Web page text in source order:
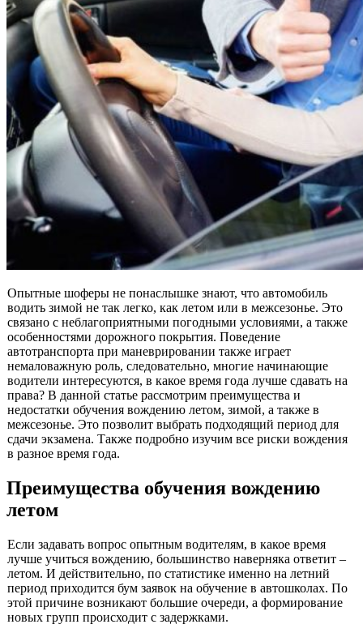
Опытные шоферы не понаслышке знают, что автомобиль
водить зимой не так легко, как летом или в межсезонье. Это
связано с неблагоприятными погодными условиями, а также
особенностями дорожного покрытия. Поведение
автотранспорта при маневрировании также играет
немаловажную роль, следовательно, многие начинающие
водители интересуются, в какое время года лучше сдавать на
права? В данной статье рассмотрим преимущества и
недостатки обучения вождению летом, зимой, а также в
межсезонье. Это позволит выбрать подходящий период для
сдачи экзамена. Также подробно изучим все риски вождения
в разное время года.
Преимущества обучения вождению
летом
Если задавать вопрос опытным водителям, в какое время
лучше учиться вождению, большинство наверняка ответит –
летом. И действительно, по статистике именно на летний
период приходится бум заявок на обучение в автошколах. По
этой причине возникают большие очереди, а формирование
новых групп происходит с задержками.